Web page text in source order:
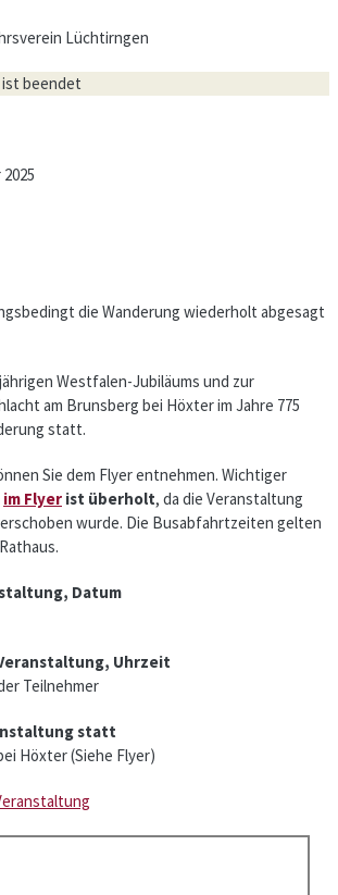
beendet
die Wanderung wiederholt abgesagt
Westfalen-Jubiläums und zur
am Brunsberg bei Höxter im Jahre 775
statt.
Sie dem Flyer entnehmen. Wichtiger
im Flyer ist überholt, da die Veranstaltung
wurde. Die Busabfahrtzeiten gelten
Datum
Uhrzeit
Teilnehmer
statt
Höxter (Siehe Flyer)